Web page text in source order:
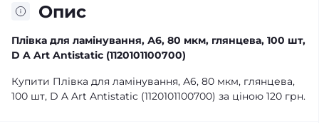
Опис
Плівка для ламінування, А6, 80 мкм, глянцева, 100 шт,
D A Art Antistatic (1120101100700)
Купити Плівка для ламінування, А6, 80 мкм, глянцева,
100 шт, D A Art Antistatic (1120101100700) за ціною 120 грн.